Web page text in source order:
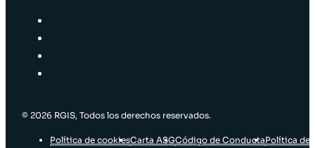
© 2026 RGIS, Todos los derechos reservados.
Política de cookiesCarta ASGCódigo de ConductaPolítica de